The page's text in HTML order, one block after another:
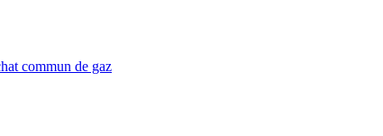
commun de gaz